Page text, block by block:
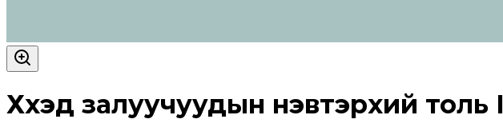
Хүүхэд залуучуудын нэвтэрхий толь I